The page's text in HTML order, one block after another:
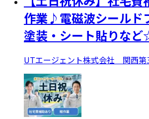
作業♪電磁波シールド
塗装・シート貼りな
UTエージェント株式会社 関西第